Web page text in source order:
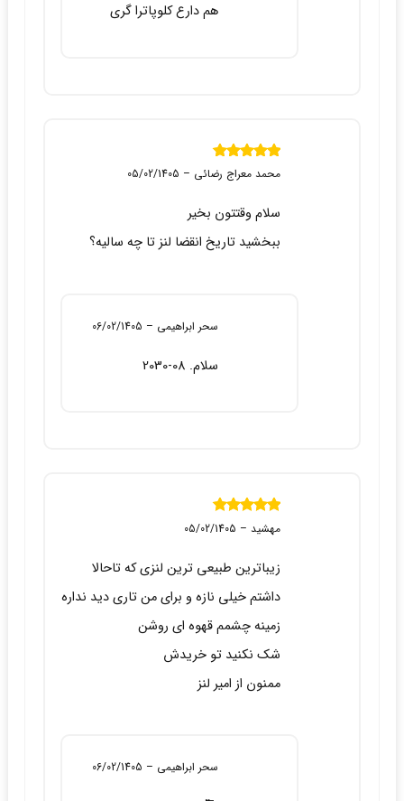
هم دارع کلوپاترا گری
نمره 5از 5
محمد معراج رضائی –
05/02/1405
سلام وقتتون بخیر
ببخشید تاریخ انقضا لنز تا چه سالیه؟
سحر ابراهیمی –
06/02/1405
سلام. 08-2030
نمره5 از 5 مهشید –
05/02/1405
زیباترین طبیعی ترین لنزی که تاحالا
داشتم خیلی نازه و برای من تاری دید نداره
زمینه چشمم قهوه ای روشن
شک نکنید تو خریدش
ممنون از امیر لنز
سحر ابراهیمی –
06/02/1405